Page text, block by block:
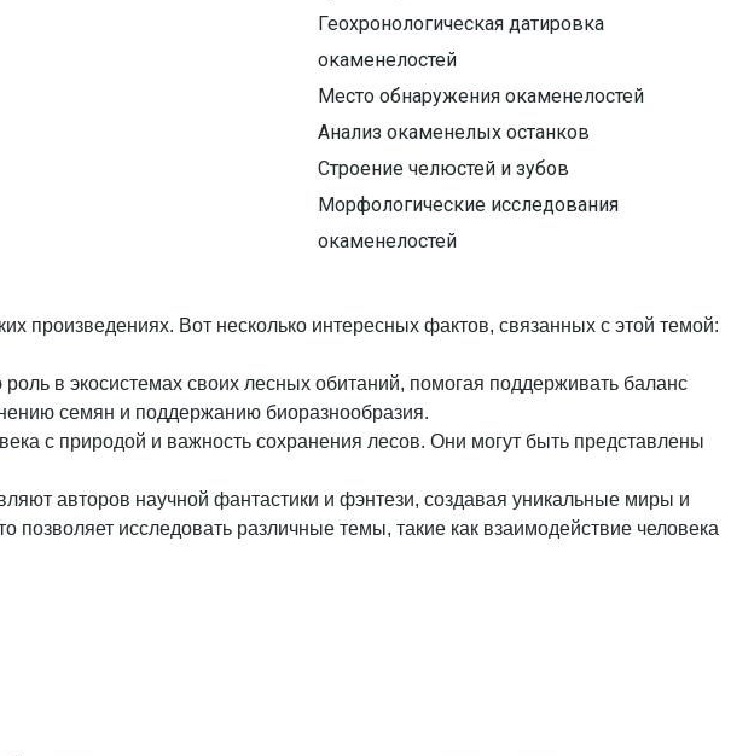
Геохронологическая датировка
окаменелостей
Место обнаружения окаменелостей
Анализ окаменелых останков
Строение челюстей и зубов
Морфологические исследования
окаменелостей
произведениях. Вот несколько интересных фактов, связанных с этой темой:
в экосистемах своих лесных обитаний, помогая поддерживать баланс
семян и поддержанию биоразнообразия.
с природой и важность сохранения лесов. Они могут быть представлены
авторов научной фантастики и фэнтези, создавая уникальные миры и
исследовать различные темы, такие как взаимодействие человека